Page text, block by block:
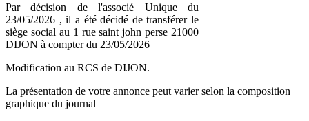
Par décision de l'associé Unique du
23/05/2026 , il a été décidé de transférer le
siège social au 1 rue saint john perse 21000
DIJON à compter du 23/05/2026
Modification au RCS de DIJON.
La présentation de votre annonce peut varier selon la composition
graphique du journal